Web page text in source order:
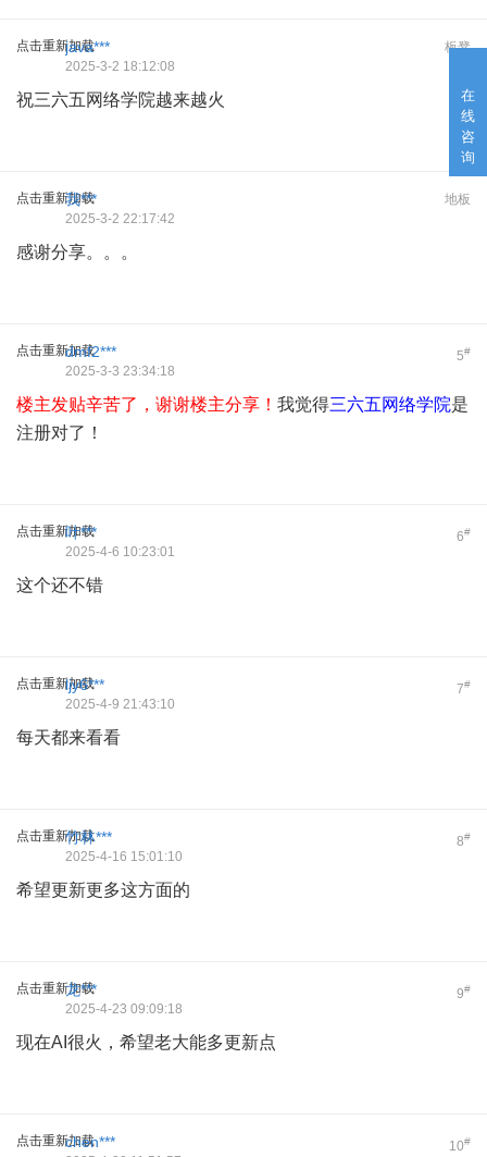
在
线
咨
询
点击重新加载 板凳
java***
2025-3-2 18:12:08
祝三六五网络学院越来越火
点击重新加载 地板
我***
2025-3-2 22:17:42
感谢分享。。。
点击重新加载 5#
dmf2***
2025-3-3 23:34:18
楼主发贴辛苦了，谢谢楼主分享！ 我觉得三六五网络学院是
注册对了！
点击重新加载 6#
叶***
2025-4-6 10:23:01
这个还不错
点击重新加载 7#
ljy6***
2025-4-9 21:43:10
每天都来看看
点击重新加载 8#
竹林***
2025-4-16 15:01:10
希望更新更多这方面的
点击重新加载 9#
龙***
2025-4-23 09:09:18
现在AI很火，希望老大能多更新点
点击重新加载 10#
chen***